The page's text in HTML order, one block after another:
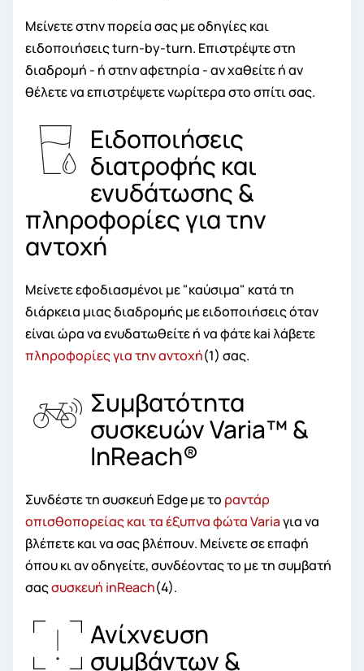
Μείνετε στην πορεία σας με οδηγίες και
ειδοποιήσεις turn-by-turn. Επιστρέψτε στη
διαδρομή - ή στην αφετηρία - αν χαθείτε ή αν
θέλετε να επιστρέψετε νωρίτερα στο σπίτι σας.
Ειδοποιήσεις
διατροφής και
ενυδάτωσης &
πληροφορίες για την
αντοχή
Μείνετε εφοδιασμένοι με "καύσιμα" κατά τη
διάρκεια μιας διαδρομής με ειδοποιήσεις όταν
είναι ώρα να ενυδατωθείτε ή να φάτε kai λάβετε
πληροφορίες για την αντοχή(1) σας.
Συμβατότητα
συσκευών Varia™ &
InReach®
Συνδέστε τη συσκευή Edge με το ραντάρ
οπισθοπορείας και τα έξυπνα φώτα Variaγια να
βλέπετε και να σας βλέπουν. Μείνετε σε επαφή
όπου κι αν οδηγείτε, συνδέοντας το με τη συμβατή
σαςσυσκευή inReach(4).
Ανίχνευση
συμβάντων &